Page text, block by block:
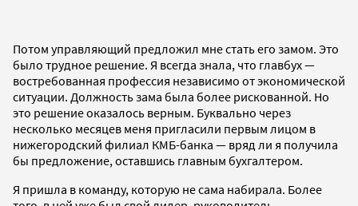
Потом управляющий предложил мне стать его замом. Это
было трудное решение. Я всегда знала, что главбух —
востребованная профессия независимо от экономической
ситуации. Должность зама была более рискованной. Но
это решение оказалось верным. Буквально через
несколько месяцев меня пригласили первым лицом в
нижегородский филиал КМБ-банка — вряд ли я получила
бы предложение, оставшись главным бухгалтером.
Я пришла в команду, которую не сама набирала. Более